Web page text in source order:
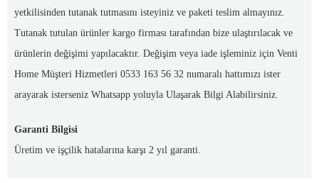
yetkilisinden tutanak tutmasını isteyiniz ve paketi teslim almayınız.
Tutanak tutulan ürünler kargo firması tarafından bize ulaştırılacak ve
ürünlerin değişimi yapılacaktır. Değişim veya iade işleminiz için Venti
Home Müşteri Hizmetleri 0533 163 56 32 numaralı hattımızı ister
arayarak isterseniz Whatsapp yoluyla Ulaşarak Bilgi Alabilirsiniz.
Garanti Bilgisi
Üretim ve işçilik hatalarına karşı 2 yıl garanti.